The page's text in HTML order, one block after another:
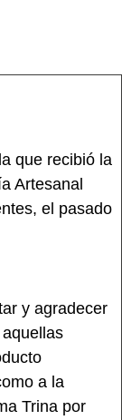
que recibió la
Artesanal
el pasado
y agradecer
a la
Trina por